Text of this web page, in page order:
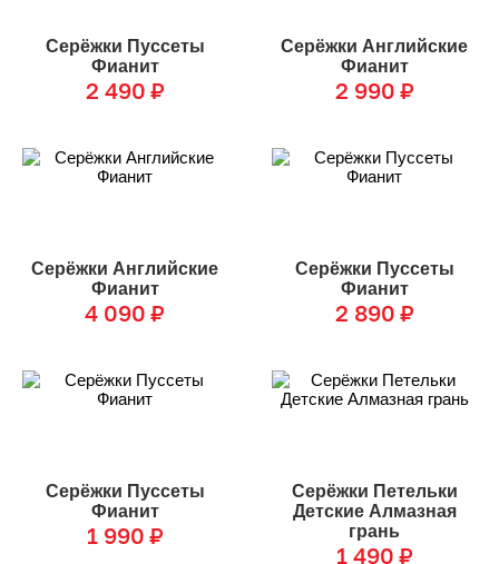
Серёжки Пуссеты
Фианит
2 490 ₽
Серёжки Английские
Фианит
2 990 ₽
Серёжки Английские
Фианит
4 090 ₽
Серёжки Пуссеты
Фианит
2 890 ₽
Серёжки Пуссеты
Фианит
1 990 ₽
Серёжки Петельки
Детские Алмазная
грань
1 490 ₽